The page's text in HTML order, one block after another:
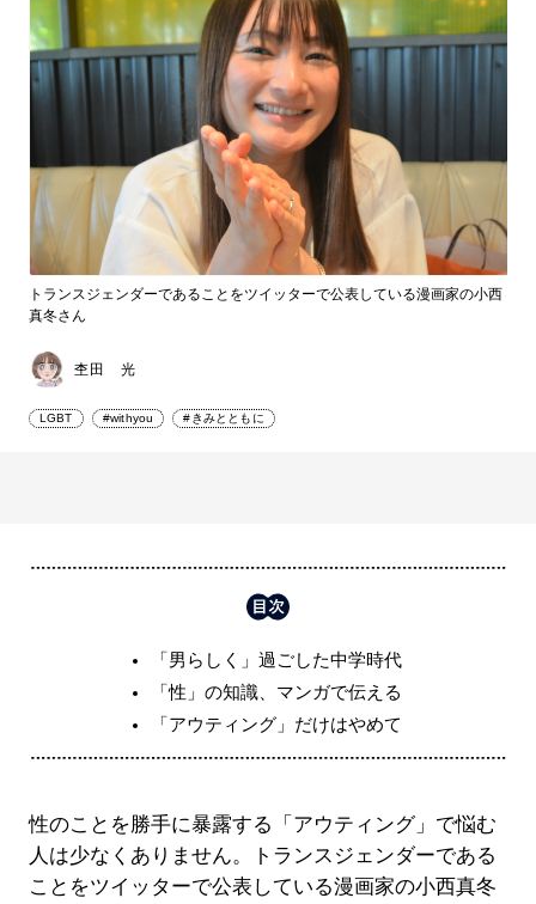
トランスジェンダーであることをツイッターで公表している漫画家の小西
真冬さん
杢田 光
LGBT #withyou #きみとともに
「男らしく」過ごした中学時代
「性」の知識、マンガで伝える
「アウティング」だけはやめて
性のことを勝手に暴露する「アウティング」で悩む
人は少なくありません。トランスジェンダーである
ことをツイッターで公表している漫画家の小西真冬